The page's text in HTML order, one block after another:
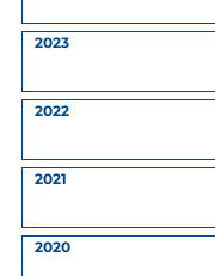
2023
2022
2021
2020